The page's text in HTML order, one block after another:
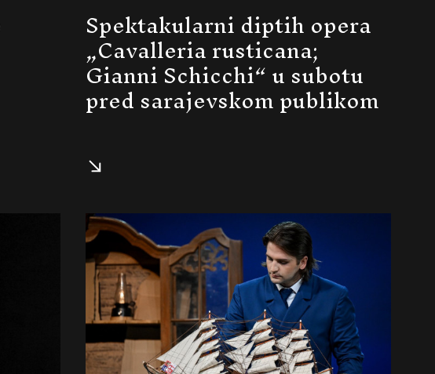
Spektakularni diptih opera
„Cavalleria rusticana;
Gianni Schicchi“ u subotu
pred sarajevskom publikom